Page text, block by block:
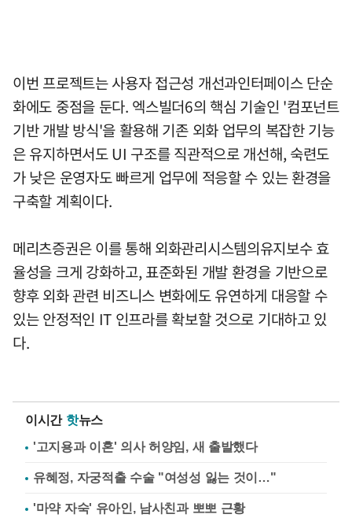
이번 프로젝트는 사용자 접근성 개선과인터페이스 단순
화에도 중점을 둔다. 엑스빌더6의 핵심 기술인 '컴포넌트
기반 개발 방식'을 활용해 기존 외화 업무의 복잡한 기능
은 유지하면서도 UI 구조를 직관적으로 개선해, 숙련도
가 낮은 운영자도 빠르게 업무에 적응할 수 있는 환경을
구축할 계획이다.
메리츠증권은 이를 통해 외화관리시스템의유지보수 효
율성을 크게 강화하고, 표준화된 개발 환경을 기반으로
향후 외화 관련 비즈니스 변화에도 유연하게 대응할 수
있는 안정적인 IT 인프라를 확보할 것으로 기대하고 있
다.
이시간 핫뉴스
'고지용과 이혼' 의사 허양임, 새 출발했다
유혜정, 자궁적출 수술 "여성성 잃는 것이…"
'마약 자숙' 유아인, 남사친과 뽀뽀 근황